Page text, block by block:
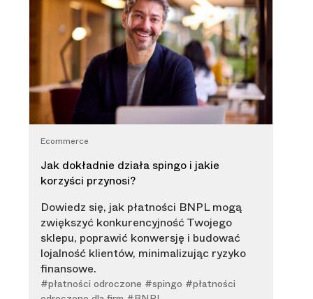
Ecommerce
Jak dokładnie działa spingo i jakie
korzyści przynosi?
Dowiedz się, jak płatności BNPL mogą
zwiększyć konkurencyjność Twojego
sklepu, poprawić konwersję i budować
lojalność klientów, minimalizując ryzyko
finansowe.
#płatności odroczone #spingo #płatności